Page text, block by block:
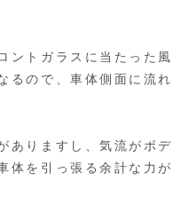
ントガラスに当たった風
るので、車体側面に流れ
ありますし、気流がボデ
体を引っ張る余計な力が